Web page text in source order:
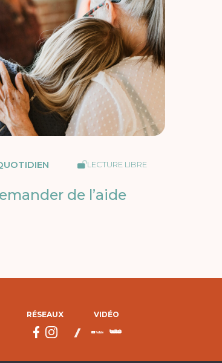
LECTURE LIBRE
de l’aide
RÉSEAUX VIDÉO